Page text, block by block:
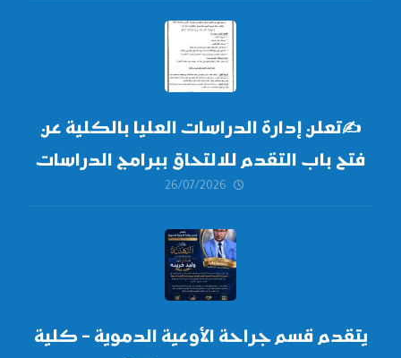
✍تعلن إدارة الدراسات العليا بالكلية عن
فتح باب التقدم للالتحاق ببرامج الدراسات
العليا لدورة
أكتوبر 2026،
26/07/2026
يتقدم قسم جراحة الأوعية الدموية – كلية